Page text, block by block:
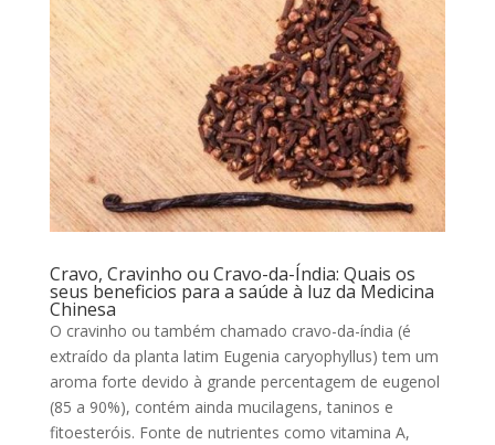
Cravo, Cravinho ou Cravo-da-Índia: Quais os
seus beneficios para a saúde à luz da Medicina
Chinesa
O cravinho ou também chamado cravo-da-índia (é
extraído da planta latim Eugenia caryophyllus) tem um
aroma forte devido à grande percentagem de eugenol
(85 a 90%), contém ainda mucilagens, taninos e
fitoesteróis. Fonte de nutrientes como vitamina A,